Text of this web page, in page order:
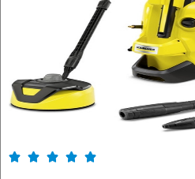
    